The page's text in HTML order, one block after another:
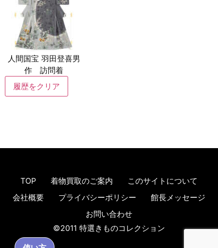
人間国宝 羽田登喜男
作 訪問着
履歴をクリア
TOP 着物買取のご案内
このサイトについて
会社概要
プライバシーポリシー
館長メッセージ
お問い合わせ
©2011 特選きものコレクション